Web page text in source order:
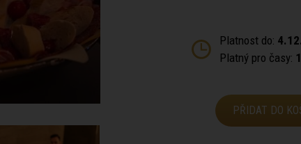
Platnost do:
Platný pro časy:
PŘIDAT DO